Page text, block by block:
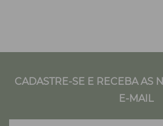
CADASTRE-SE E RECEBA AS
E-MAIL